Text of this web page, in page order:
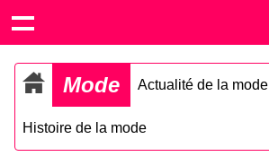
Mode Actualité de la mode
Histoire de la mode